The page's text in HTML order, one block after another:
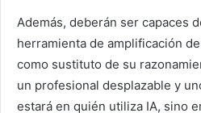
Además, deberán ser capaces
herramienta de amplificación
como sustituto de su
un profesional desplazable y
estará en quién utiliza IA, sino